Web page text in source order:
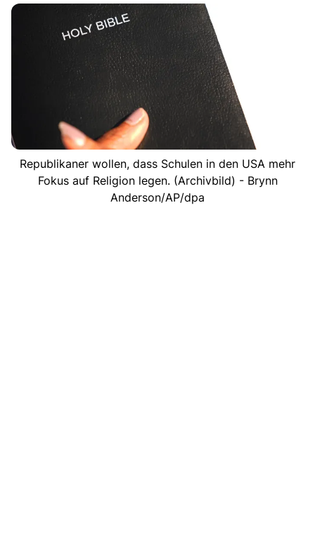
Republikaner wollen, dass Schulen in den USA mehr
Fokus auf Religion legen. (Archivbild) - Brynn
Anderson/AP/dpa